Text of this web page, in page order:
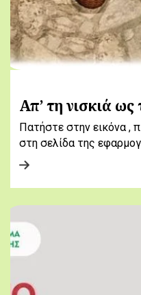
Απ’ τη νισκιά ως
Πατήστε στην εικόνα ,
στη σελίδα της